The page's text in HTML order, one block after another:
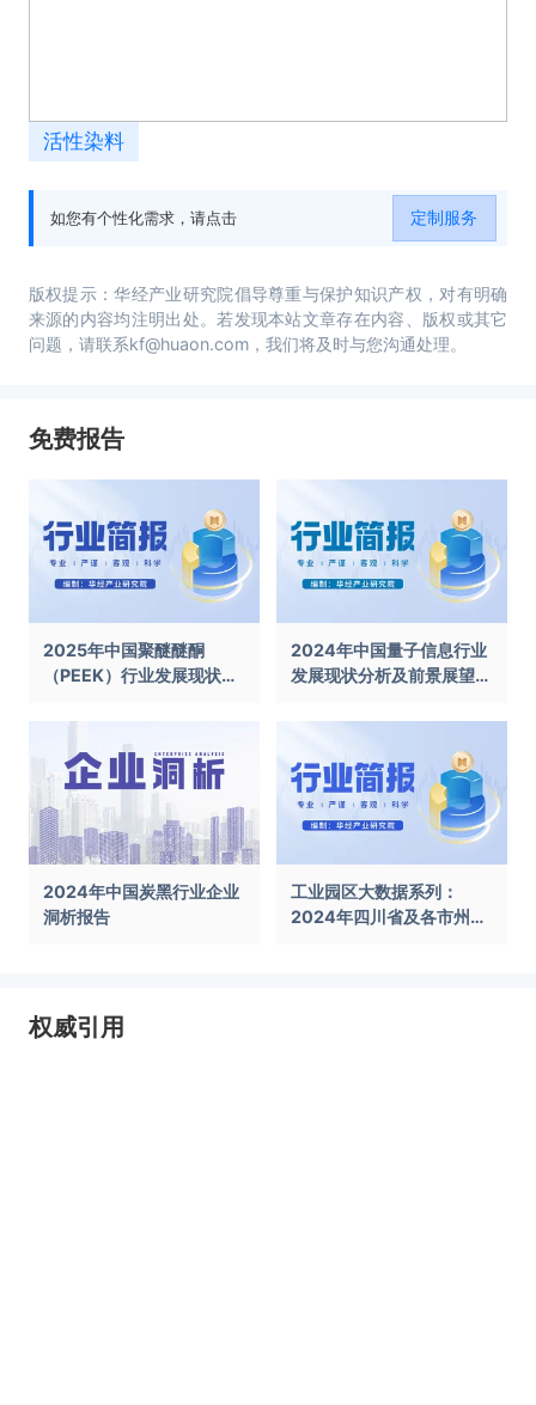
活性染料
如您有个性化需求，请点击 定制服务
版权提示：华经产业研究院倡导尊重与保护知识产权，对有明确
来源的内容均注明出处。若发现本站文章存在内容、版权或其它
问题，请联系kf@huaon.com，我们将及时与您沟通处理。
免费报告
2025年中国聚醚醚酮
（PEEK）行业发展现状及
2024年中国量子信息行业
发展现状分析及前景展望报
2024年中国炭黑行业企业
洞析报告
工业园区大数据系列：
2024年四川省及各市州工
权威引用